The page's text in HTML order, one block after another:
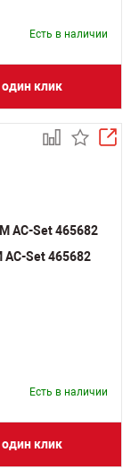
Есть в наличии
один клик
AC-Set 465682
Есть в наличии
один клик